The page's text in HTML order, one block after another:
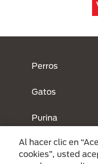
Perros
Gatos
Purina
Legales
Al hacer clic en
cookies”, usted